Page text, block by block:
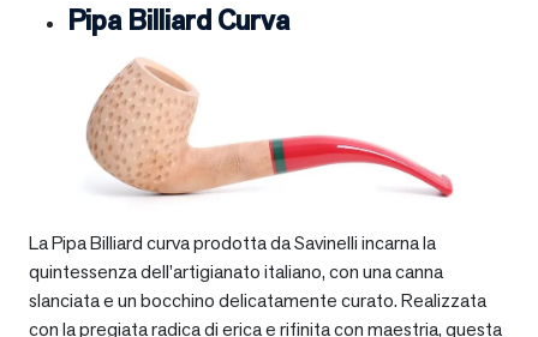
Pipa Billiard Curva
La Pipa Billiard curva prodotta da Savinelli incarna la
quintessenza dell’artigianato italiano, con una canna
slanciata e un bocchino delicatamente curato. Realizzata
con la pregiata radica di erica e rifinita con maestria, questa